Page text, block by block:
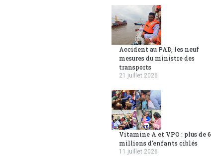
Accident au PAD, les neuf
mesures du ministre des
transports
21 juillet 2026
Vitamine A et VPO : plus de 6
millions d'enfants ciblés
11 juillet 2026